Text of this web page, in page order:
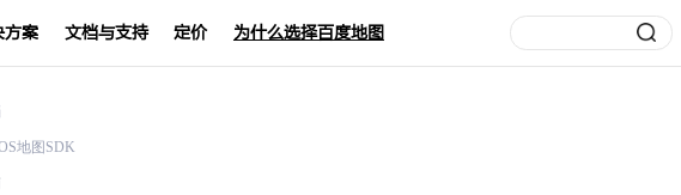
方案 文档与支持 定价 为什么选择百度地图
地图SDK